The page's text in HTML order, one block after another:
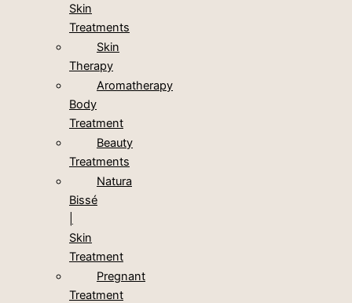
Skin
Treatments
Skin
Therapy
Aromatherapy
Body
Treatment
Beauty
Treatments
Natura
Bissé
Skin
Treatment
Pregnant
Treatment